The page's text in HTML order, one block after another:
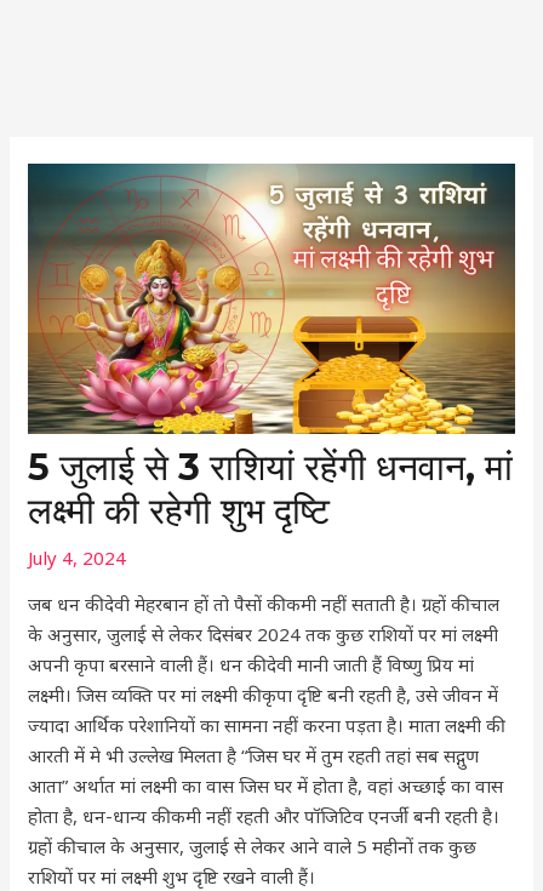
5 जुलाई से 3 राशियां रहेंगी धनवान, मां
लक्ष्मी की रहेगी शुभ दृष्टि
July 4, 2024
जब धन की देवी मेहरबान हों तो पैसों की कमी नहीं सताती है। ग्रहों की चाल
के अनुसार, जुलाई से लेकर दिसंबर 2024 तक कुछ राशियों पर मां लक्ष्मी
अपनी कृपा बरसाने वाली हैं। धन की देवी मानी जाती हैं विष्णु प्रिय मां
लक्ष्मी। जिस व्यक्ति पर मां लक्ष्मी की कृपा दृष्टि बनी रहती है, उसे जीवन में
ज्यादा आर्थिक परेशानियों का सामना नहीं करना पड़ता है। माता लक्ष्मी की
आरती में मे भी उल्लेख मिलता है “जिस घर में तुम रहती तहां सब सद्गुण
आता” अर्थात मां लक्ष्मी का वास जिस घर में होता है, वहां अच्छाई का वास
होता है, धन-धान्य की कमी नहीं रहती और पॉजिटिव एनर्जी बनी रहती है।
ग्रहों की चाल के अनुसार, जुलाई से लेकर आने वाले 5 महीनों तक कुछ
राशियों पर मां लक्ष्मी शुभ दृष्टि रखने वाली हैं।